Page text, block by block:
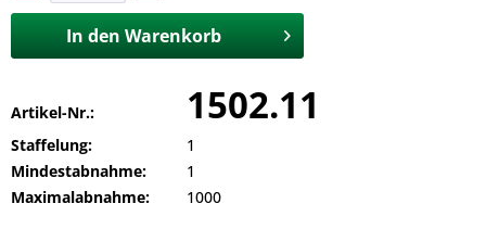
In den Warenkorb
Artikel-Nr.: 1502.11
Staffelung:
1
Mindestabnahme:
1
Maximalabnahme:
1000